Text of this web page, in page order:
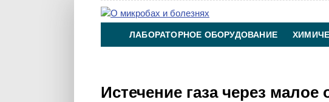
ЛАБОРАТОРНОЕ ОБОРУДОВАНИЕ
Истечение газа через малое